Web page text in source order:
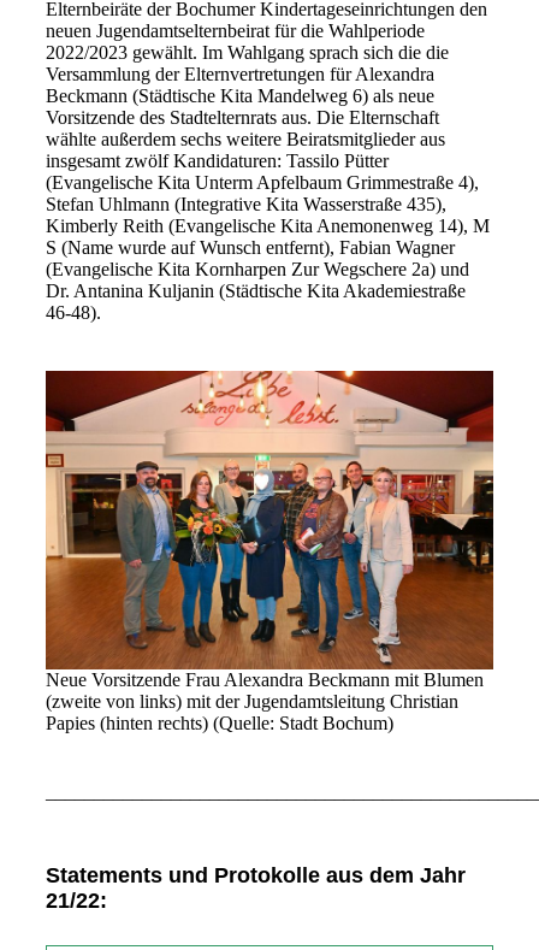
Elternbeiräte der Bochumer Kindertageseinrichtungen den
neuen Jugendamtselternbeirat für die Wahlperiode
2022/2023 gewählt. Im Wahlgang sprach sich die die
Versammlung der Elternvertretungen für Alexandra
Beckmann (Städtische Kita Mandelweg 6) als neue
Vorsitzende des Stadtelternrats aus. Die Elternschaft
wählte außerdem sechs weitere Beiratsmitglieder aus
insgesamt zwölf Kandidaturen: Tassilo Pütter
(Evangelische Kita Unterm Apfelbaum Grimmestraße 4),
Stefan Uhlmann (Integrative Kita Wasserstraße 435),
Kimberly Reith (Evangelische Kita Anemonenweg 14), M
S (Name wurde auf Wunsch entfernt), Fabian Wagner
(Evangelische Kita Kornharpen Zur Wegschere 2a) und
Dr. Antanina Kuljanin (Städtische Kita Akademiestraße
46-48).
Neue Vorsitzende Frau Alexandra Beckmann mit Blumen
(zweite von links) mit der Jugendamtsleitung Christian
Papies (hinten rechts) (Quelle: Stadt Bochum)
Statements und Protokolle aus dem Jahr
21/22: